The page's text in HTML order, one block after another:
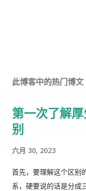
此博客中的热门博文
第一次了解
别
六月 30, 2023
首先，要理解这个区别
系，硬要说的话是分成